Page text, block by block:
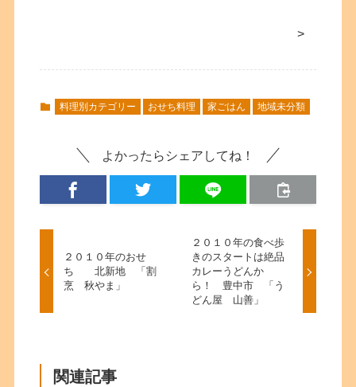
>
料理別カテゴリー おせち料理 家ごはん 地域未分類
よかったらシェアしてね！
２０１０年のおせ
ち 北新地 「割
烹 秋やま」
２０１０年の食べ歩
きのスタートは絶品
カレーうどんか
ら！ 豊中市 「う
どん屋 山善」
関連記事